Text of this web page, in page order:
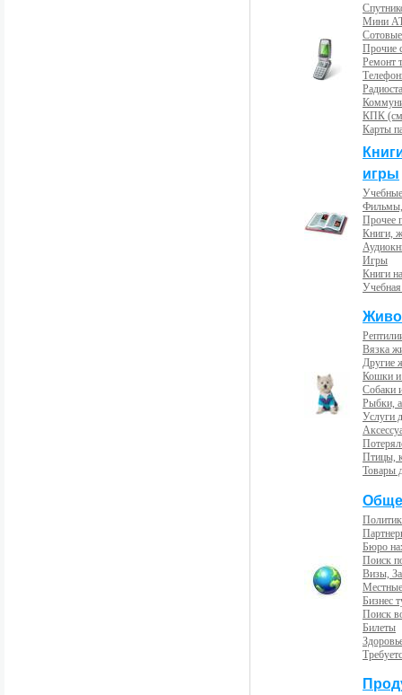
Мини
Прочие
Ремонт
КПК
Карты
игры
Прочее
Книги,
Игры
Книги
Вязка
Другие
Кошки и
Собаки
Рыбки,
Услуги
Птицы,
Товары
Бюро
Поиск
Визы,
Бизнес
Поиск
Билеты